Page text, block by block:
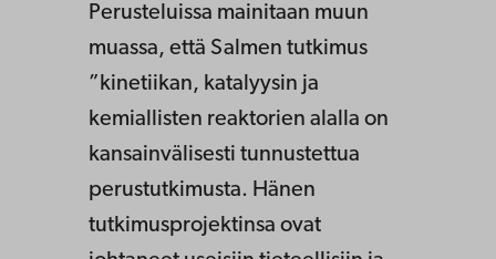
Perusteluissa mainitaan muun
muassa, että Salmen tutkimus
”kinetiikan, katalyysin ja
kemiallisten reaktorien alalla on
kansainvälisesti tunnustettua
perustutkimusta. Hänen
tutkimusprojektinsa ovat